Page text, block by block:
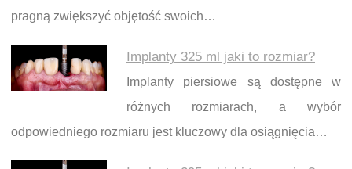
pragną zwiększyć objętość swoich…
Implanty 325 ml jaki to rozmiar?
Implanty piersiowe są dostępne w
różnych rozmiarach, a wybór
odpowiedniego rozmiaru jest kluczowy dla osiągnięcia…